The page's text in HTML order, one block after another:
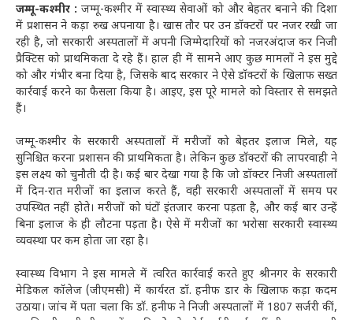
जम्मू-कश्मीर : जम्मू-कश्मीर में स्वास्थ्य सेवाओं को और बेहतर बनाने की दिशा
में प्रशासन ने कड़ा रुख अपनाया है। खास तौर पर उन डॉक्टरों पर नजर रखी जा
रही है, जो सरकारी अस्पतालों में अपनी जिम्मेदारियों को नजरअंदाज कर निजी
प्रैक्टिस को प्राथमिकता दे रहे हैं। हाल ही में सामने आए कुछ मामलों ने इस मुद्दे
को और गंभीर बना दिया है, जिसके बाद सरकार ने ऐसे डॉक्टरों के खिलाफ सख्त
कार्रवाई करने का फैसला किया है। आइए, इस पूरे मामले को विस्तार से समझते
हैं।
जम्मू-कश्मीर के सरकारी अस्पतालों में मरीजों को बेहतर इलाज मिले, यह
सुनिश्चित करना प्रशासन की प्राथमिकता है। लेकिन कुछ डॉक्टरों की लापरवाही ने
इस लक्ष्य को चुनौती दी है। कई बार देखा गया है कि जो डॉक्टर निजी अस्पतालों
में दिन-रात मरीजों का इलाज करते हैं, वही सरकारी अस्पतालों में समय पर
उपस्थित नहीं होते। मरीजों को घंटों इंतजार करना पड़ता है, और कई बार उन्हें
बिना इलाज के ही लौटना पड़ता है। ऐसे में मरीजों का भरोसा सरकारी स्वास्थ्य
व्यवस्था पर कम होता जा रहा है।
स्वास्थ्य विभाग ने इस मामले में त्वरित कार्रवाई करते हुए श्रीनगर के सरकारी
मेडिकल कॉलेज (जीएमसी) में कार्यरत डॉ. हनीफ डार के खिलाफ कड़ा कदम
उठाया। जांच में पता चला कि डॉ. हनीफ ने निजी अस्पतालों में 1807 सर्जरी कीं,